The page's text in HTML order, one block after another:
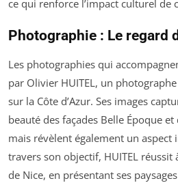
ce qui renforce l’impact culturel de
Photographie : Le regard
Les photographies qui
par Olivier HUITEL, un
sur la Côte d’Azur. Ses images
beauté des façades Belle Époque
mais révèlent également un aspect
travers son objectif, HUITEL réussit
de Nice, en présentant ses